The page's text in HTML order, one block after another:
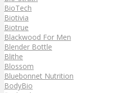
BioTech
Biotivia
Biotrue
Blackwood For Men
Blender Bottle
Blithe
Blossom
Bluebonnet Nutrition
BodyBio